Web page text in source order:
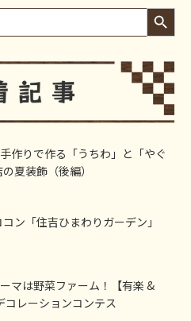
Search Button
作りで作る「うちわ」と「やぐ
夏装飾（後編）
ン「住吉ひまわりガーデン」
マは野菜ファーム！【有楽 &
レーションコンテス